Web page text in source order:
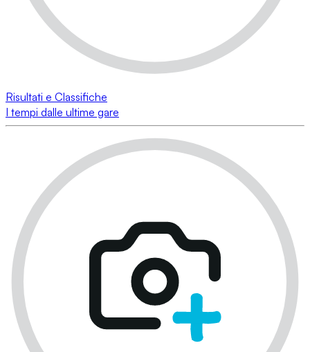
Risultati e Classifiche
I tempi dalle ultime gare